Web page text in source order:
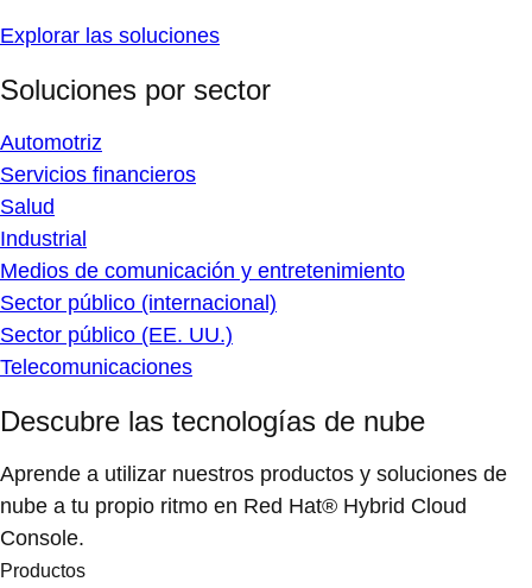
Explorar las soluciones
Soluciones por sector
Automotriz
Servicios financieros
Salud
Industrial
Medios de comunicación y entretenimiento
Sector público (internacional)
Sector público (EE. UU.)
Telecomunicaciones
Descubre las tecnologías de nube
Aprende a utilizar nuestros productos y soluciones de
nube a tu propio ritmo en Red Hat® Hybrid Cloud
Console.
Productos